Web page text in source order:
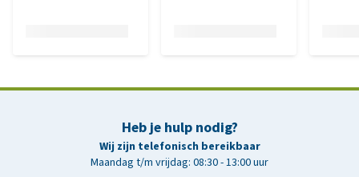
Heb je hulp nodig?
Wij zijn telefonisch bereikbaar
Maandag t/m vrijdag: 08:30 - 13:00 uur